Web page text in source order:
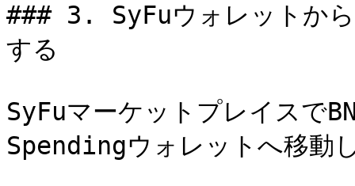
### 3. SyFuウォレットから
する
SyFuマーケットプレイスで
Spendingウォレットへ移動